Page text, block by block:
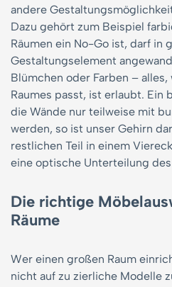
andere
Dazu gehört zum Beispiel
Räumen ein No-Go ist, darf in
Gestaltungselement
Blümchen oder Farben –
Raumes passt, ist erlaubt. Ein
die Wände nur teilweise mit
werden, so ist unser Gehirn
restlichen Teil in einem
eine optische Unterteilung des
Die richtige
Räume
Wer einen großen Raum
nicht auf zu zierliche Modelle